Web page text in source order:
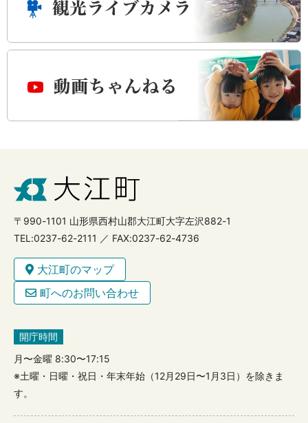
〒990-1101 山形県西村山郡大江町大字左沢882-1
TEL:0237-62-2111 ／ FAX:0237-62-4736
大江町のマップ
町へのお問い合わせ
開庁時間
月〜金曜 8:30〜17:15
※土曜・日曜・祝日・年末年始（12月29日〜1月3日）を除きま
す。